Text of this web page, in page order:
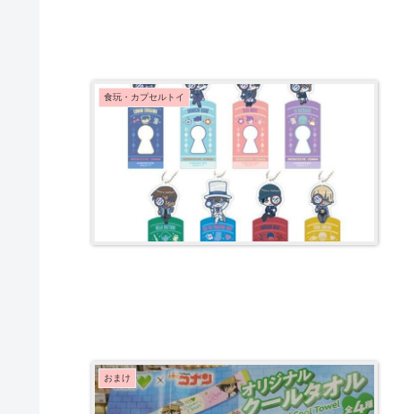
食玩・カプセルトイ
おまけ